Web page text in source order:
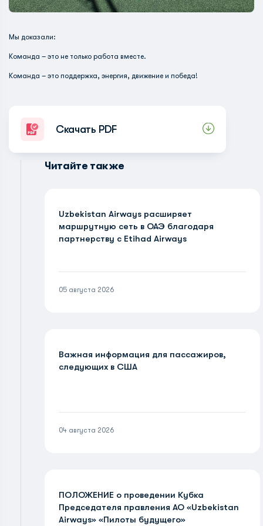
Мы доказали:
Команда – это не только работа вместе.
Команда – это поддержка, энергия, движение и победа!
Скачать PDF
Читайте также
Uzbekistan Airways расширяет
маршрутную сеть в ОАЭ благодаря
партнерству с Etihad Airways
05 августа 2026
Важная информация для пассажиров,
следующих в США
04 августа 2026
ПОЛОЖЕНИЕ о проведении Кубка
Председателя правления АО «Uzbekistan
Airways» «Пилоты будущего»